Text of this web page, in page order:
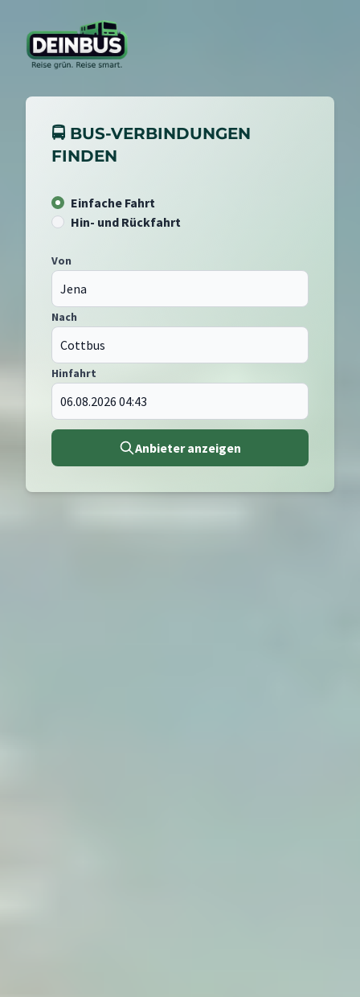
🚍 BUS-VERBINDUNGEN
FINDEN
Einfache Fahrt
Hin- und Rückfahrt
Von
Nach
Hinfahrt
Anbieter anzeigen